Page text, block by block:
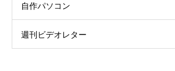
自作パソコン
週刊ビデオレター